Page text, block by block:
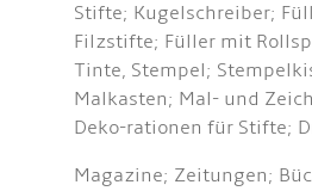
Stifte; Kugelschreiber;
Filzstifte; Füller mit
Tinte, Stempel;
Malkasten; Mal- und
Deko-rationen für Stifte;
Magazine; Zeitungen;